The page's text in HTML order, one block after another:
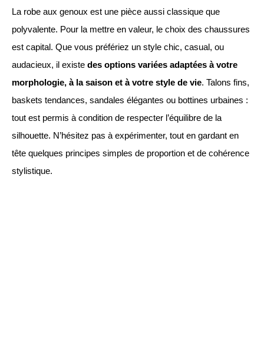
La robe aux genoux est une pièce aussi classique que
polyvalente. Pour la mettre en valeur, le choix des chaussures
est capital. Que vous préfériez un style chic, casual, ou
audacieux, il existe des options variées adaptées à votre
morphologie, à la saison et à votre style de vie. Talons fins,
baskets tendances, sandales élégantes ou bottines urbaines :
tout est permis à condition de respecter l’équilibre de la
silhouette. N’hésitez pas à expérimenter, tout en gardant en
tête quelques principes simples de proportion et de cohérence
stylistique.